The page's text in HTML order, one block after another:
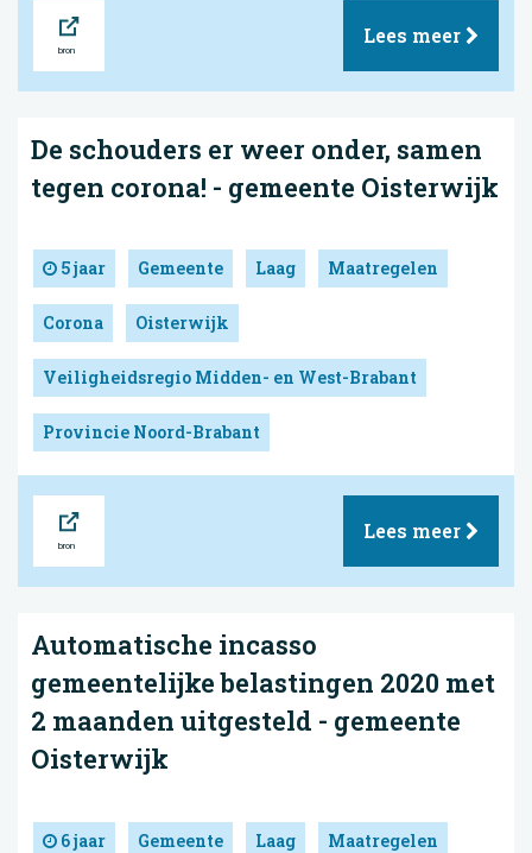
Lees meer
De schouders er weer onder, samen
tegen corona! - gemeente Oisterwijk
5 jaar Gemeente Laag Maatregelen
Corona Oisterwijk
Veiligheidsregio Midden- en West-Brabant
Provincie Noord-Brabant
Lees meer
Automatische incasso
gemeentelijke belastingen 2020 met
2 maanden uitgesteld - gemeente
Oisterwijk
6 jaar Gemeente Laag Maatregelen